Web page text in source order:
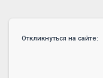
Откликнуться на сайте: